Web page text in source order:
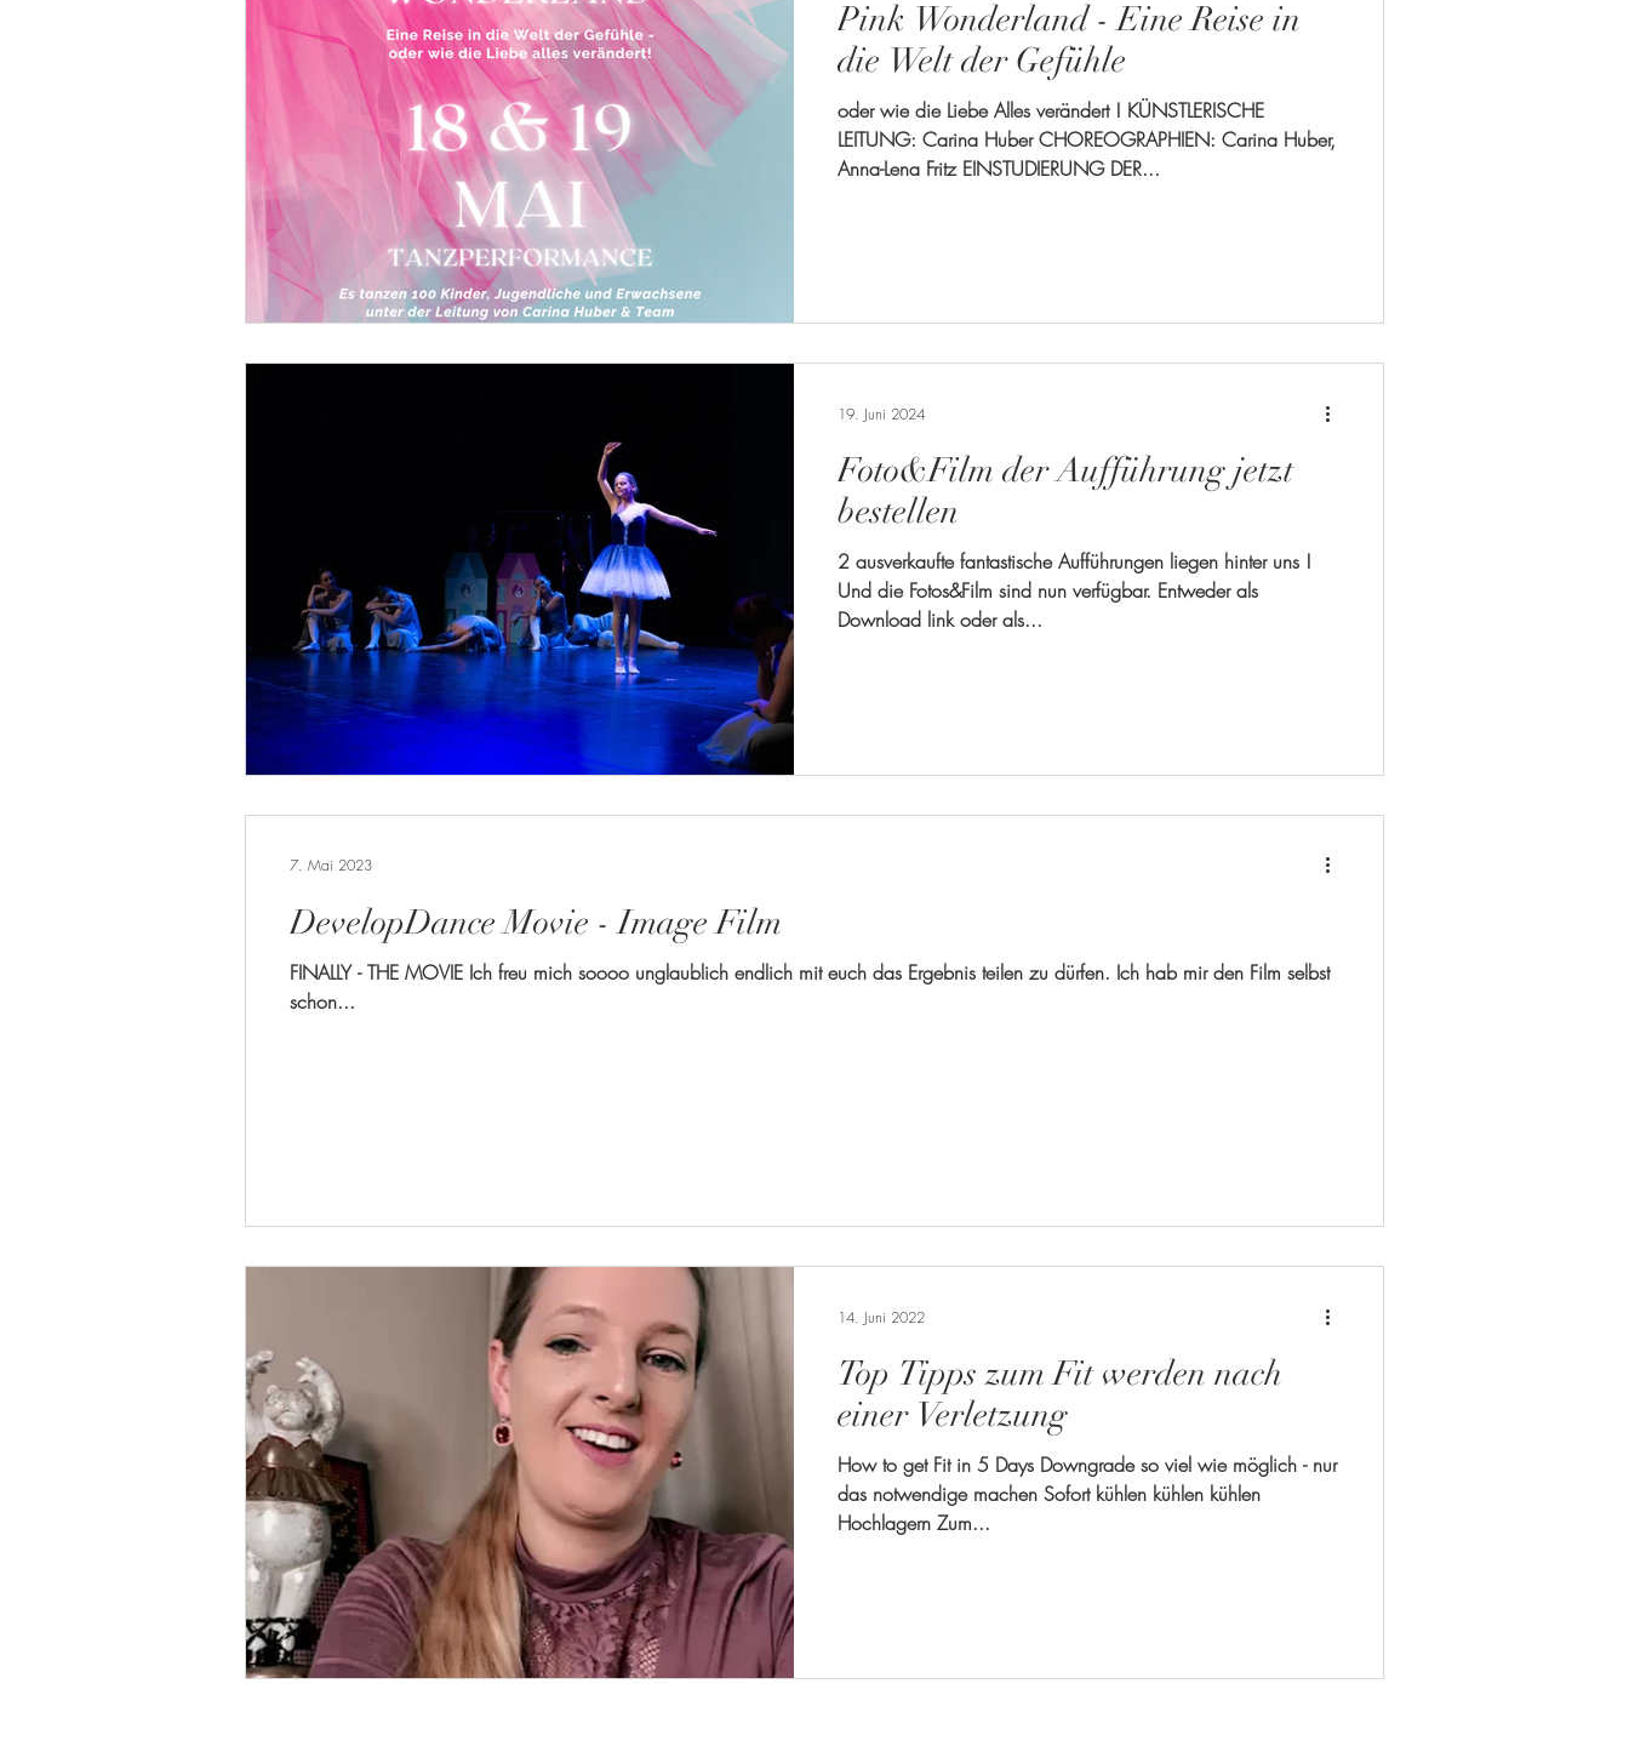
Pink Wonderland - Eine Reise in
die Welt der Gefühle
oder wie die Liebe Alles verändert ! KÜNSTLERISCHE
LEITUNG: Carina Huber CHOREOGRAPHIEN: Carina Huber,
Anna-Lena Fritz EINSTUDIERUNG DER...
Foto&Film der Aufführung jetzt
bestellen
2 ausverkaufte fantastische Aufführungen liegen hinter uns !
Und die Fotos&Film sind nun verfügbar. Entweder als
Download link oder als...
19. Juni 2024
DevelopDance Movie - Image Film
FINALLY - THE MOVIE Ich freu mich soooo unglaublich endlich mit euch das Ergebnis teilen zu dürfen. Ich hab mir den Film selbst
schon...
7. Mai 2023
Top Tipps zum Fit werden nach
einer Verletzung
How to get Fit in 5 Days Downgrade so viel wie möglich - nur
das notwendige machen Sofort kühlen kühlen kühlen
Hochlagern Zum...
14. Juni 2022